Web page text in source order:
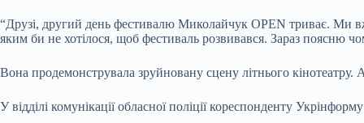
“Друзі, другий день фестивалю Миколайчук OPEN триває. Ми
яким би не хотілося, щоб фестиваль розвивався. Зараз поясню
Вона продемонструвала зруйновану сцену літнього кінотеатру.
У відділі комунікації обласної поліції кореспонденту